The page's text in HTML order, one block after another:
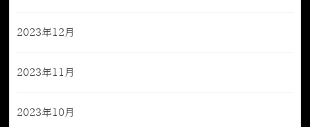
2023年12月
2023年11月
2023年10月